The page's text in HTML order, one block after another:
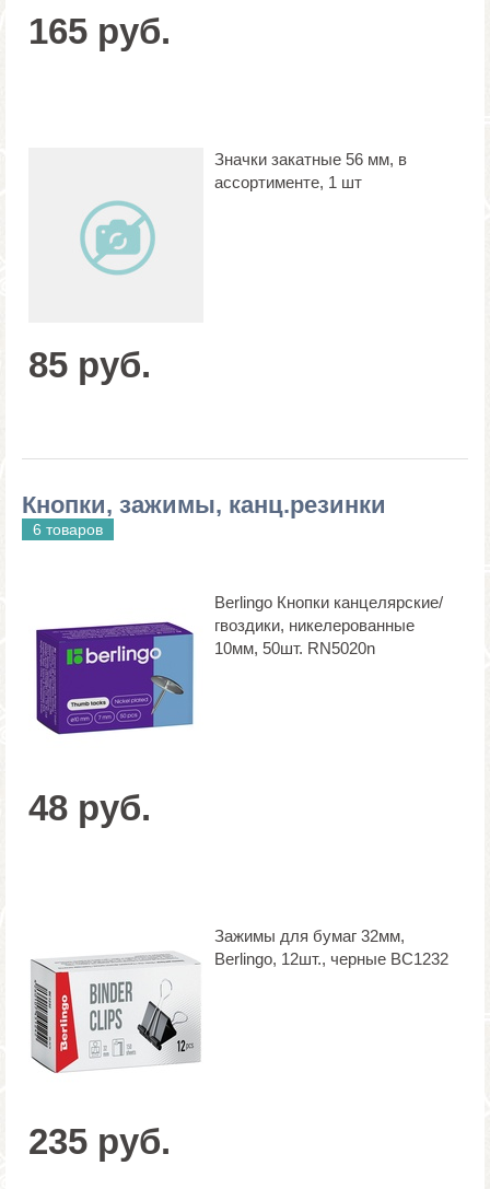
165 руб.
Значки закатные 56 мм, в
ассортименте, 1 шт
85 руб.
Кнопки, зажимы, канц.резинки
6 товаров
Berlingo Кнопки канцелярские/
гвоздики, никелерованные
10мм, 50шт. RN5020n
48 руб.
Зажимы для бумаг 32мм,
Berlingo, 12шт., черные BC1232
235 руб.